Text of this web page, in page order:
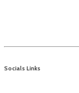
Socials Links